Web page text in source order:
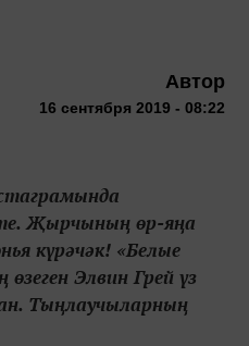
Автор
16 сентября 2019 - 08:22
Җырчының өр-яңа
күрәчәк! «Белые
Элвин Грей үз
Тыңлаучыларның